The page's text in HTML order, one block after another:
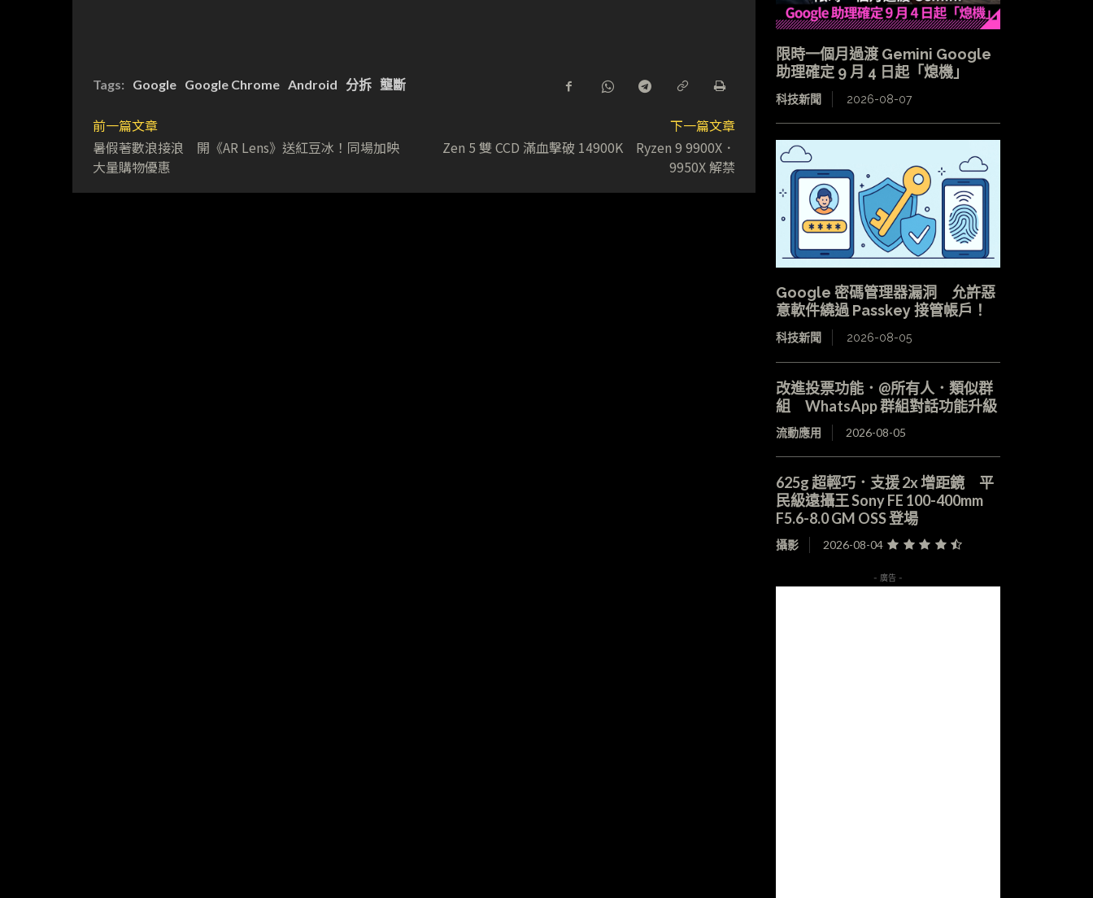
Tags: Google Google Chrome Android 分拆 壟斷
前一篇文章
暑假著數浪接浪 開《AR Lens》送紅豆冰！同場加映
大量購物優惠
下一篇文章
Zen 5 雙 CCD 滿血擊破 14900K Ryzen 9 9900X．
9950X 解禁
限時一個月過渡 Gemini Google
助理確定 9 月 4 日起「熄機」
科技新聞 2026-08-07
Google 密碼管理器漏洞 允許惡
意軟件繞過 Passkey 接管帳戶！
科技新聞 2026-08-05
改進投票功能．@所有人．類似群
組 WhatsApp 群組對話功能升級
流動應用 2026-08-05
625g 超輕巧．支援 2x 增距鏡 平
民級遠攝王 Sony FE 100-400mm
F5.6-8.0 GM OSS 登場
攝影 2026-08-04
- 廣告 -